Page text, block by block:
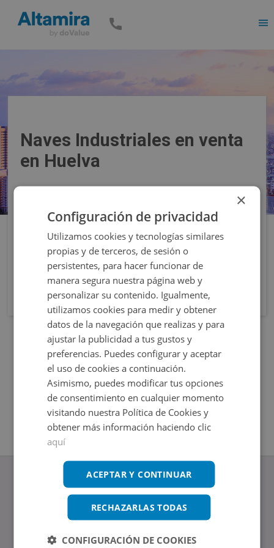
Naves Industriales en venta
en Huelva
Filtros
www.altamirainmuebles.com
Edificio Skylight
Avenida de Manoteras 14-16, 28050, Madrid
×
Configuración de privacidad
Utilizamos cookies y tecnologías similares
propias y de terceros, de sesión o
persistentes, para hacer funcionar de
manera segura nuestra página web y
personalizar su contenido. Igualmente,
utilizamos cookies para medir y obtener
datos de la navegación que realizas y para
ajustar la publicidad a tus gustos y
preferencias. Puedes configurar y aceptar
el uso de cookies a continuación.
Asimismo, puedes modificar tus opciones
de consentimiento en cualquier momento
visitando nuestra Política de Cookies y
obtener más información haciendo clic
aquí
ACEPTAR Y CONTINUAR
RECHAZARLAS TODAS
CONFIGURACIÓN DE COOKIES